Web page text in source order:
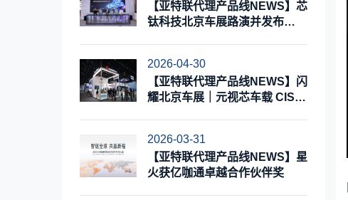
【亚特联代理产品线NEWS】芯
钛科技北京车展路演并发布
2026-04-30
【亚特联代理产品线NEWS】闪
耀北京车展｜元视芯车载 CIS
2026-03-31
【亚特联代理产品线NEWS】星
火获亿咖通卓越合作伙伴奖